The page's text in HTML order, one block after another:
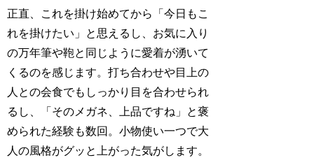
正直、これを掛け始めてから「今日もこ
れを掛けたい」と思えるし、お気に入り
の万年筆や鞄と同じように愛着が湧いて
くるのを感じます。打ち合わせや目上の
人との会食でもしっかり目を合わせられ
るし、「そのメガネ、上品ですね」と褒
められた経験も数回。小物使い一つで大
人の風格がグッと上がった気がします。